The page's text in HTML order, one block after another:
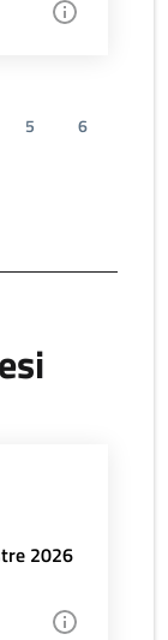
5
6
2026